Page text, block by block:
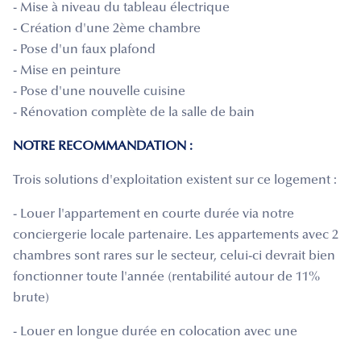
- Mise à niveau du tableau électrique
- Création d'une 2ème chambre
- Pose d'un faux plafond
- Mise en peinture
- Pose d'une nouvelle cuisine
- Rénovation complète de la salle de bain
NOTRE RECOMMANDATION :
Trois solutions d'exploitation existent sur ce logement :
- Louer l'appartement en courte durée via notre
conciergerie locale partenaire. Les appartements avec 2
chambres sont rares sur le secteur, celui-ci devrait bien
fonctionner toute l'année (rentabilité autour de 11%
brute)
- Louer en longue durée en colocation avec une